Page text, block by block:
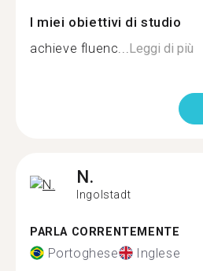
I miei obiettivi di studio
achieve fluenc...Leggi di più
N.
Ingolstadt
PARLA CORRENTEMENTE
Portoghese Inglese